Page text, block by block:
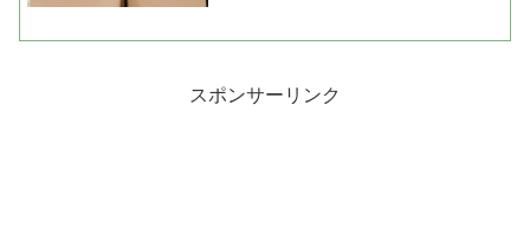
スポンサーリンク